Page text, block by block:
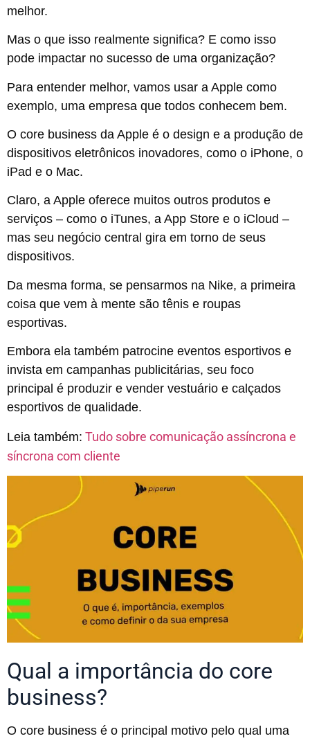
melhor.
Mas o que isso realmente significa? E como isso
pode impactar no sucesso de uma organização?
Para entender melhor, vamos usar a Apple como
exemplo, uma empresa que todos conhecem bem.
O core business da Apple é o design e a produção de
dispositivos eletrônicos inovadores, como o iPhone, o
iPad e o Mac.
Claro, a Apple oferece muitos outros produtos e
serviços – como o iTunes, a App Store e o iCloud –
mas seu negócio central gira em torno de seus
dispositivos.
Da mesma forma, se pensarmos na Nike, a primeira
coisa que vem à mente são tênis e roupas
esportivas.
Embora ela também patrocine eventos esportivos e
invista em campanhas publicitárias, seu foco
principal é produzir e vender vestuário e calçados
esportivos de qualidade.
Leia também: Tudo sobre comunicação assíncrona e
síncrona com cliente
Qual a importância do core
business?
O core business é o principal motivo pelo qual uma